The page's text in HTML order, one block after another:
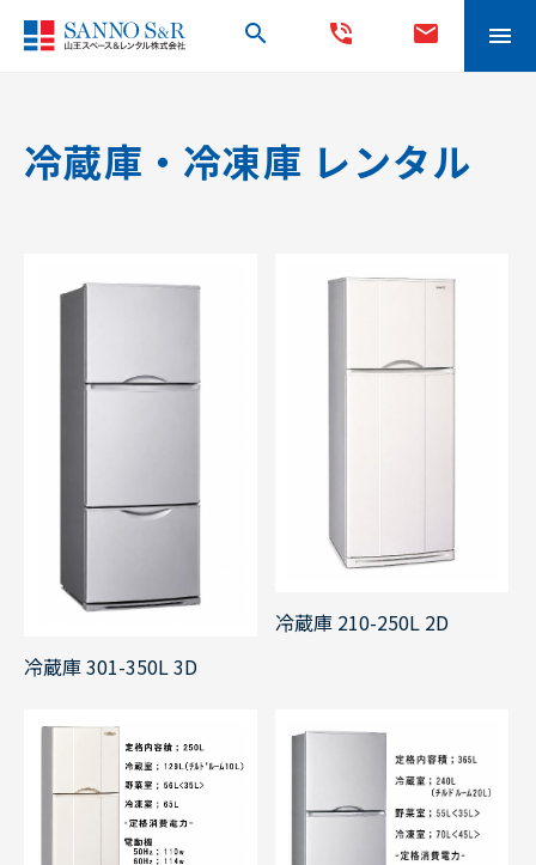
search phone_in_talk mail menu
冷蔵庫・冷凍庫 レンタル
冷蔵庫 301-350L 3D
冷蔵庫 210-250L 2D